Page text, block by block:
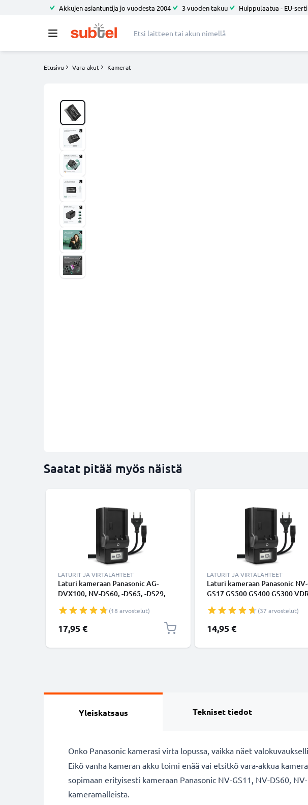
Akkujen asiantuntija jo vuodesta 2004 3 vuoden takuu Huippulaatua - EU-
Etusivu Vara-akut Kamerat
Saatat pitää myös näistä
LATURIT JA VIRTALÄHTEET
Laturi kameraan Panasonic AG-
DVX100, NV-DS60, -DS65, -DS29,
CGA-D54, CGR-D120, -D220, -D320
tarvikelaturi
(18 arvostelut)
17,95 €
LATURIT JA VIRTALÄHTEET
Laturi kameraan Panasonic
GS17 GS500 GS400 GS300
CGA-DU14, CGA-DU21
(37 arvostelut)
14,95 €
Yleiskatsaus Tekniset tiedot
Onko Panasonic kamerasi virta lopussa, vaikka näet
Eikö vanha kameran akku toimi enää vai etsitkö vara-akkua
sopimaan erityisesti kameraan Panasonic NV-GS11, NV-DS60,
kameramalleista.